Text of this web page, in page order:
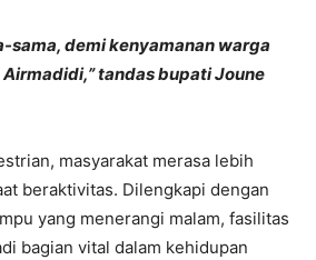
sama, demi kenyamanan warga
tandas bupati Joune
masyarakat merasa lebih
beraktivitas. Dilengkapi dengan
yang menerangi malam, fasilitas
bagian vital dalam kehidupan